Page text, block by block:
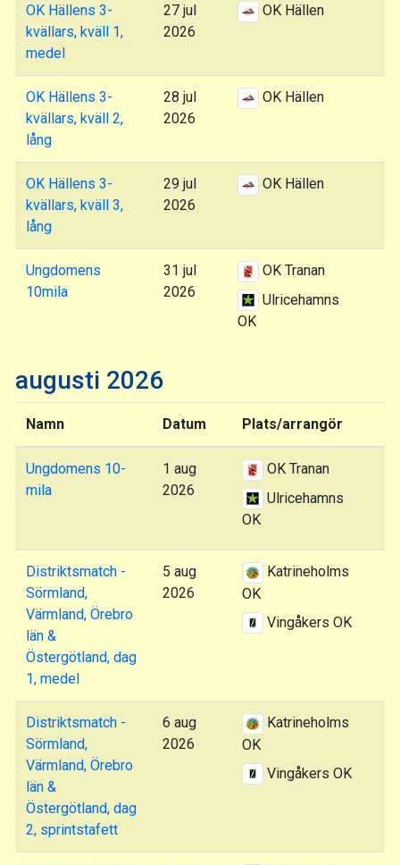
OK Hällens 3-
kvällars, kväll 1,
medel
27 jul
2026
OK Hällen
OK Hällens 3-
kvällars, kväll 2,
lång
28 jul
2026
OK Hällen
OK Hällens 3-
kvällars, kväll 3,
lång
29 jul
2026
OK Hällen
Ungdomens
10mila
31 jul
2026
OK Tranan
Ulricehamns
OK
augusti 2026
Namn Datum Plats/arrangör
Ungdomens 10-
mila
1 aug
2026
OK Tranan
Ulricehamns
OK
Distriktsmatch -
Sörmland,
Värmland, Örebro
län &
Östergötland, dag
1, medel
5 aug
2026
Katrineholms
OK
Vingåkers OK
Distriktsmatch -
Sörmland,
Värmland, Örebro
län &
Östergötland, dag
2, sprintstafett
6 aug
2026
Katrineholms
OK
Vingåkers OK